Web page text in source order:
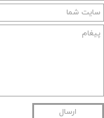
ارسال